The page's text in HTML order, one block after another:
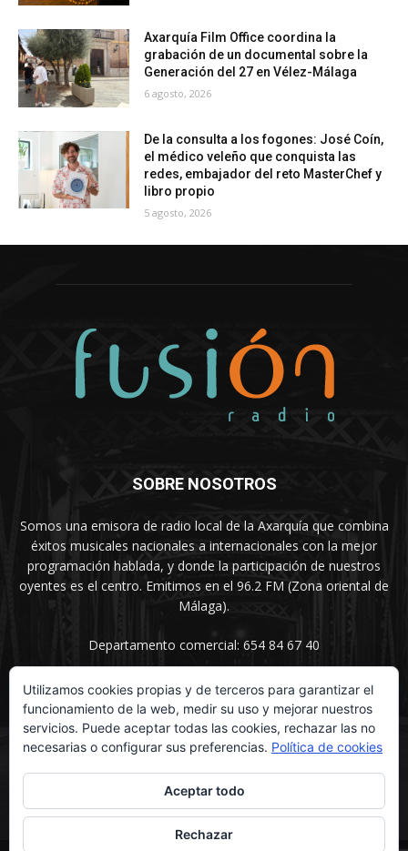
Axarquía Film Office coordina la
grabación de un documental sobre la
Generación del 27 en Vélez-Málaga
6 agosto, 2026
De la consulta a los fogones: José Coín,
el médico veleño que conquista las
redes, embajador del reto MasterChef y
libro propio
5 agosto, 2026
SOBRE NOSOTROS
Somos una emisora de radio local de la Axarquía que combina
éxitos musicales nacionales a internacionales con la mejor
programación hablada, y donde la participación de nuestros
oyentes es el centro. Emitimos en el 96.2 FM (Zona oriental de
Málaga).
Departamento comercial: 654 84 67 40
SÍGUENOS
Utilizamos cookies propias y de terceros para garantizar el
funcionamiento de la web, medir su uso y mejorar nuestros
servicios. Puede aceptar todas las cookies, rechazar las no
necesarias o configurar sus preferencias. Política de cookies
Aceptar todo
Rechazar